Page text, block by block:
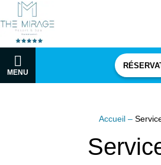
MENU
Accueil –